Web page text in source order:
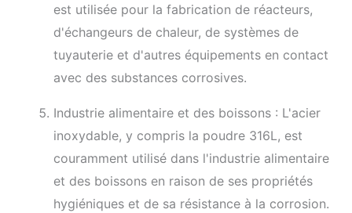
est utilisée pour la fabrication de réacteurs,
d'échangeurs de chaleur, de systèmes de
tuyauterie et d'autres équipements en contact
avec des substances corrosives.
Industrie alimentaire et des boissons : L'acier
inoxydable, y compris la poudre 316L, est
couramment utilisé dans l'industrie alimentaire
et des boissons en raison de ses propriétés
hygiéniques et de sa résistance à la corrosion.